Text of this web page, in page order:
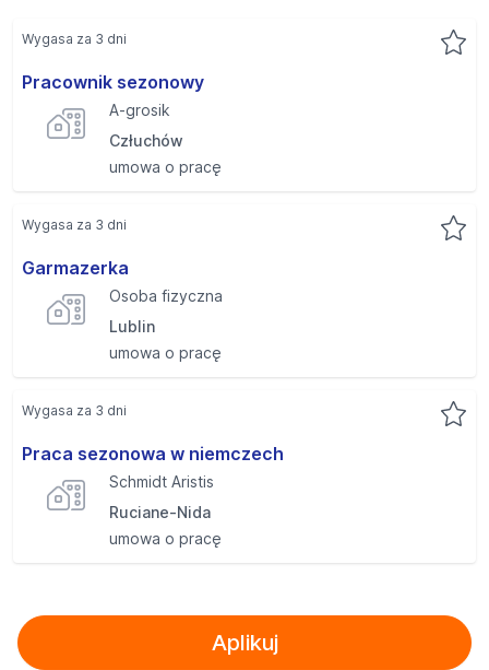
Pracownik sezonowy
A-grosik
Człuchów
umowa o pracę
Wygasa za 3 dni
Garmazerka
Osoba fizyczna
Lublin
umowa o pracę
Wygasa za 3 dni
Praca sezonowa w niemczech
Schmidt Aristis
Ruciane-Nida
umowa o pracę
Wygasa za 3 dni
Aplikuj